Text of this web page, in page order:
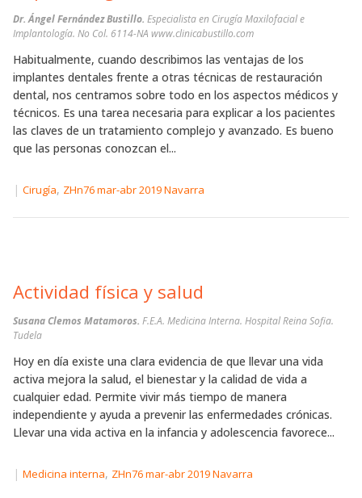
Dr. Ángel Fernández Bustillo. Especialista en Cirugía Maxilofacial e
Implantología. No Col. 6114-NA www.clinicabustillo.com
Habitualmente, cuando describimos las ventajas de los
implantes dentales frente a otras técnicas de restauración
dental, nos centramos sobre todo en los aspectos médicos y
técnicos. Es una tarea necesaria para explicar a los pacientes
las claves de un tratamiento complejo y avanzado. Es bueno
que las personas conozcan el...
| Cirugía, ZHn76 mar-abr 2019 Navarra
Actividad física y salud
Susana Clemos Matamoros. F.E.A. Medicina Interna. Hospital Reina Sofia.
Tudela
Hoy en día existe una clara evidencia de que llevar una vida
activa mejora la salud, el bienestar y la calidad de vida a
cualquier edad. Permite vivir más tiempo de manera
independiente y ayuda a prevenir las enfermedades crónicas.
Llevar una vida activa en la infancia y adolescencia favorece...
| Medicina interna, ZHn76 mar-abr 2019 Navarra